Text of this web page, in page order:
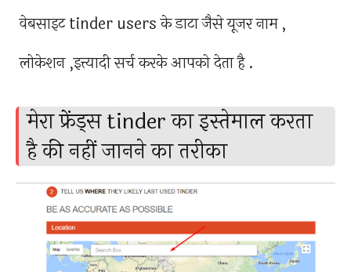
वेबसाइट tinder users के डाटा जैसे यूजर नाम ,
लोकेशन ,इत्त्यादी सर्च करके आपको देता है .
मेरा फ्रेंड्स tinder का इस्तेमाल करता
है की नहीं जानने का तरीका